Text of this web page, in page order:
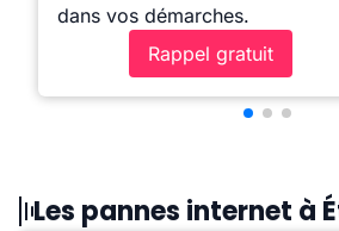
dans vos démarches.
Rappel gratuit
Les pannes internet à